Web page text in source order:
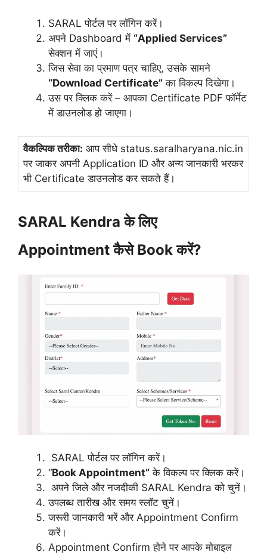
SARAL पोर्टल पर लॉगिन करें।
अपने Dashboard में “Applied Services”
सेक्शन में जाएं।
जिस सेवा का प्रमाण पत्र चाहिए, उसके सामने
“Download Certificate” का विकल्प दिखेगा।
उस पर क्लिक करें – आपका Certificate PDF फॉर्मेट
में डाउनलोड हो जाएगा।
वैकल्पिक तरीका: आप सीधे status.saralharyana.nic.in
पर जाकर अपनी Application ID और अन्य जानकारी भरकर
भी Certificate डाउनलोड कर सकते हैं।
SARAL Kendra के लिए
Appointment कैसे Book करें?
SARAL पोर्टल पर लॉगिन करें।
“Book Appointment” के विकल्प पर क्लिक करें।
अपने जिले और नजदीकी SARAL Kendra को चुनें।
उपलब्ध तारीख और समय स्लॉट चुनें।
जरूरी जानकारी भरें और Appointment Confirm
करें।
Appointment Confirm होने पर आपके मोबाइल